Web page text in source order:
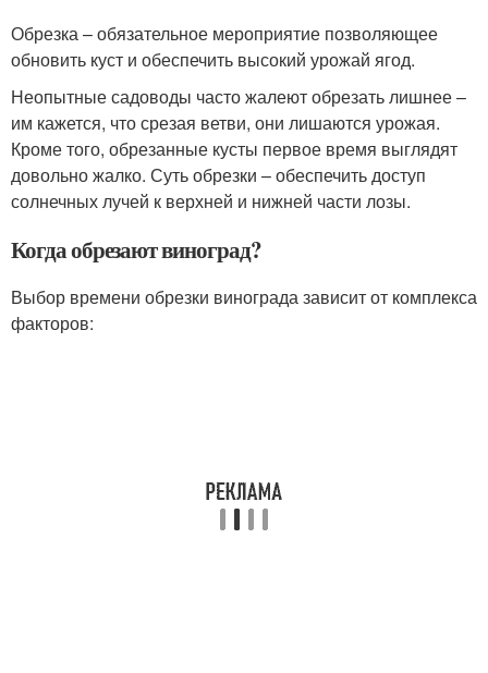
Обрезка – обязательное мероприятие позволяющее
обновить куст и обеспечить высокий урожай ягод.
Неопытные садоводы часто жалеют обрезать лишнее –
им кажется, что срезая ветви, они лишаются урожая.
Кроме того, обрезанные кусты первое время выглядят
довольно жалко. Суть обрезки – обеспечить доступ
солнечных лучей к верхней и нижней части лозы.
Когда обрезают виноград?
Выбор времени обрезки винограда зависит от комплекса
факторов: